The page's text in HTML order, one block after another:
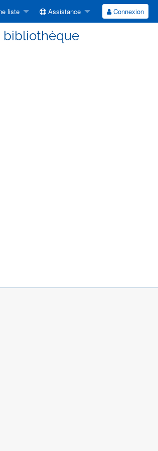
liste Assistance Connexion
bibliothèque